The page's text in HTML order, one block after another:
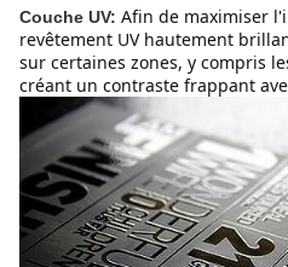
Couche UV: Afin de maximiser
revêtement UV hautement
sur certaines zones, y compris
créant un contraste frappant